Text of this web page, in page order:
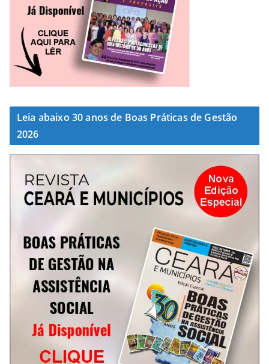
Leia abaixo 30 anos de Boas Práticas de Gestão
2026